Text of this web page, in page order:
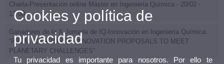
Charla-Presentación online Máster en Ingeniería Química - 20/02 -
13:00
Ganadores de la X Jornada de IQ-Innovación en Ingeniería Química:
“FROM IDEATION TO INNOVATION PROPOSALS TO MEET
PLANETARY CHALLENGES”
Cookies y política de
privacidad
Tu privacidad es importante para nosotros. Por ello te